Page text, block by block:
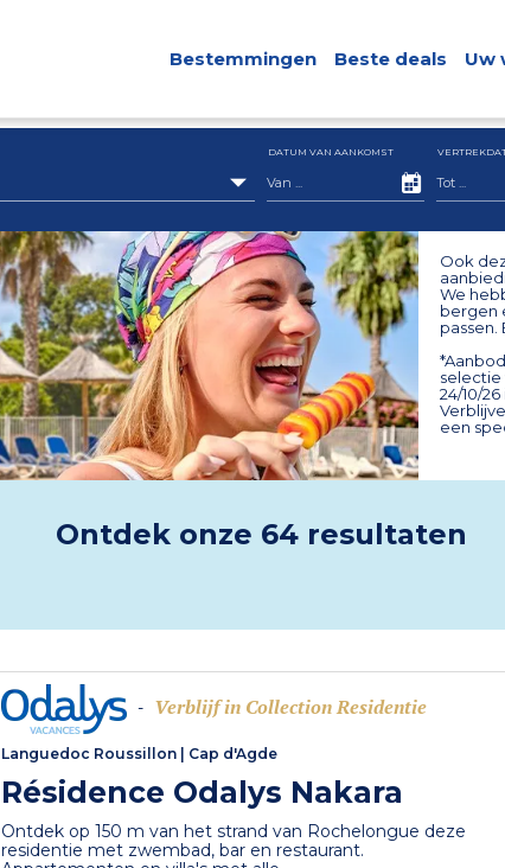
Bestemmingen Beste deals Uw
DATUM VAN AANKOMST
Ook
We
bergen
selectie
24/10/
een
Ontdek onze 64 resultaten
- Verblijf in Collection Residentie
Languedoc Roussillon Cap d'Agde
Résidence Odalys Nakara
Ontdek op 150 m van het strand van Rochelongue deze
residentie met zwembad, bar en restaurant.